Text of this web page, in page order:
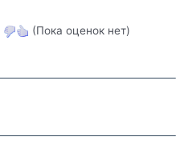
(Пока оценок нет)